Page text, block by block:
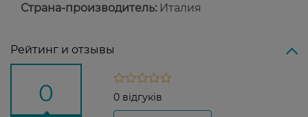
Страна-производитель: Италия
Рейтинг и отзывы
0 0 відгуків